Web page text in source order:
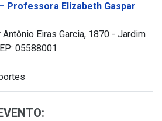
Professora Elizabeth Gaspar
Antônio Eiras Garcia, 1870 - Jardim
05588001